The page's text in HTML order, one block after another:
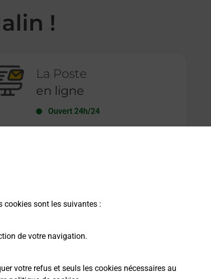
cookies sont les suivantes :
de votre navigation.
votre refus et seuls les cookies nécessaires au
!
La Poste
en ligne
Ouvert 24h/24